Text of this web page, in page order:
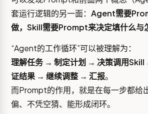
套运行逻辑的另一面： Agent需要
做，Skill需要Prompt来决定填什么与
“Agent的工作循环”可以被理解为：
理解任务 → 制定计划 → 决策调用
证结果 → 继续调整 → 汇报。
而Prompt的作用，就是在每一步都给
偏、不凭空猜、能形成闭环。